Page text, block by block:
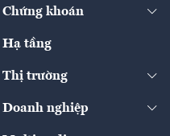
Chứng khoán
Doanh nghiệp niêm yết
Hạ tầng
Thị trường
Doanh nghiệp